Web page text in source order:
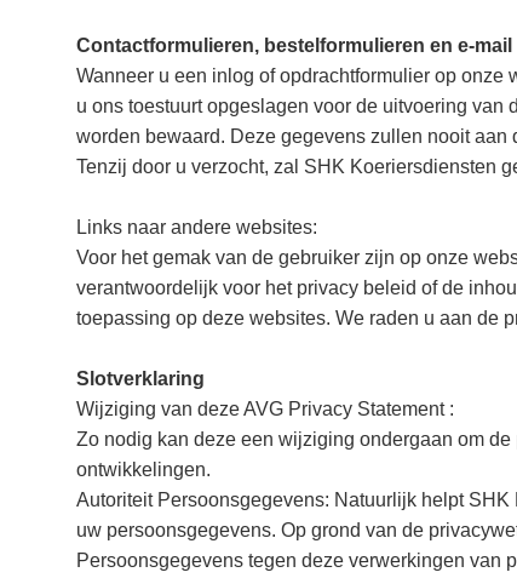
Contactformulieren, bestelformulieren en e-mail
Wanneer u een inlog of opdrachtformulier op
u ons toestuurt opgeslagen voor de uitvoering
worden bewaard. Deze gegevens zullen nooit aan
Tenzij door u verzocht, zal SHK Koeriersdiensten
Links naar andere websites:
Voor het gemak van de gebruiker zijn op onze
verantwoordelijk voor het privacy beleid of de
toepassing op deze websites. We raden u aan de
Slotverklaring
Wijziging van deze AVG Privacy Statement :
Zo nodig kan deze een wijziging ondergaan om
ontwikkelingen.
Autoriteit Persoonsgegevens: Natuurlijk helpt
uw persoonsgegevens. Op grond van de
Persoonsgegevens tegen deze verwerkingen van